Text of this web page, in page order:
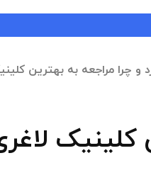
چرا مراجعه به بهترین